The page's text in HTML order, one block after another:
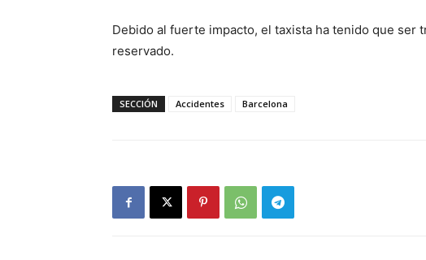
Debido al fuerte impacto, el taxista ha tenido que ser
reservado.
SECCIÓN Accidentes Barcelona